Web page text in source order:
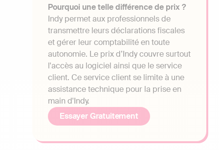
Pourquoi une telle différence de prix ?
Indy permet aux professionnels de
transmettre leurs déclarations fiscales
et gérer leur comptabilité en toute
autonomie. Le prix d’Indy couvre surtout
l'accès au logiciel ainsi que le service
client. Ce service client se limite à une
assistance technique pour la prise en
main d'Indy.
Essayer Gratuitement